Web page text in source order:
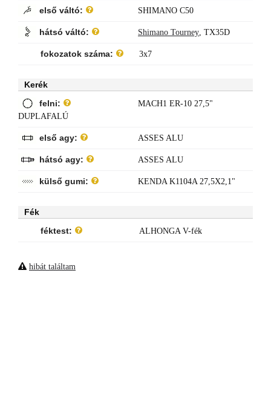
első váltó: SHIMANO C50
hátsó váltó: Shimano Tourney TX35D
fokozatok száma: 3x7
Kerék
felni:
MACH1 ER-10 27,5"
DUPLAFALÚ
első agy: ASSES ALU
hátsó agy: ASSES ALU
külső gumi: KENDA K1104A 27,5X2,1"
Fék
féktest:
ALHONGA V-fék
hibát találtam